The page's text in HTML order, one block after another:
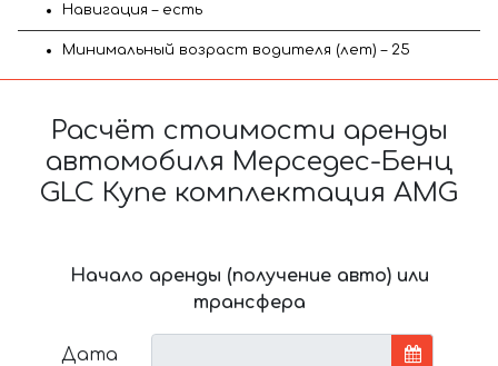
Навигация – есть
Минимальный возраст водителя (лет) – 25
Расчёт стоимости аренды
автомобиля Мерседес-Бенц
GLC Купе комплектация AMG
Начало аренды (получение авто) или
трансфера
Дата